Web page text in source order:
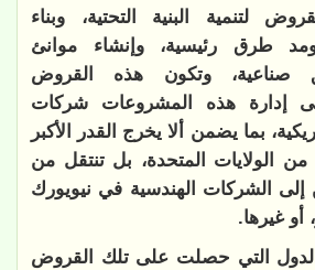
لتنمية البنية التحتية، وبناء
طرق رئيسية، وإنشاء موانئ
صناعية، وتكون هذه القروض
إدارة هذه المشروعات شركات
بما يضمن ألا يخرج القدر الأكبر
الولايات المتحدة، بل تنتقل من
الشركات الهندسية في نيويورك
غيرها.
الدول التي حصلت على تلك القروض